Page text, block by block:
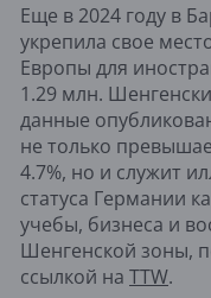
Еще в 2024 году в
укрепила свое
Европы для
1.29 млн.
данные
не только
4.7%, но и служит
статуса Германии
учебы, бизнеса и
Шенгенской зоны,
ссылкой на TTW.